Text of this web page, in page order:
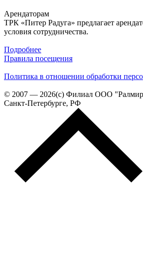
Арендаторам
ТРК «Питер Радуга» предлагает
условия сотрудничества.
Подробнее
Правила посещения
Политика в отношении обработки
© 2007 — 2026(c) Филиал ООО
Санкт-Петербурге, РФ